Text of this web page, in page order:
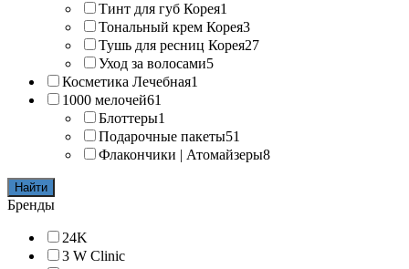
Тинт для губ Корея1
Тональный крем Корея3
Тушь для ресниц Корея27
Уход за волосами5
Косметика Лечебная1
1000 мелочей61
Блоттеры1
Подарочные пакеты51
Флакончики | Атомайзеры8
Найти
Бренды
24K
3 W Clinic